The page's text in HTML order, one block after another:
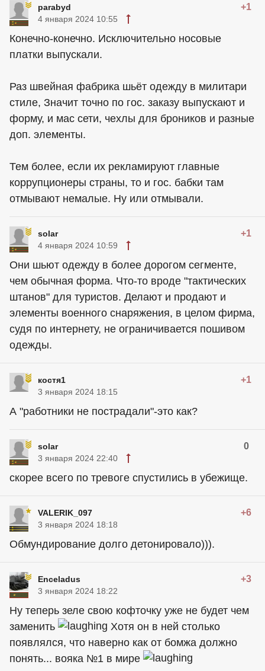
parabyd +1
4 января 2024 10:55
Конечно-конечно. Исключительно носовые
платки выпускали.
Раз швейная фабрика шьёт одежду в милитари
стиле, Значит точно по гос. заказу выпускают и
форму, и мас сети, чехлы для броников и разные
доп. элементы.
Тем более, если их рекламируют главные
коррупционеры страны, то и гос. бабки там
отмывают немалые. Ну или отмывали.
solar +1
4 января 2024 10:59
Они шьют одежду в более дорогом сегменте,
чем обычная форма. Что-то вроде "тактических
штанов" для туристов. Делают и продают и
элементы военного снаряжения, в целом фирма,
судя по интернету, не ограничивается пошивом
одежды.
костя1 +1
3 января 2024 18:15
А "работники не пострадали"-это как?
solar 0
3 января 2024 22:40
скорее всего по тревоге спустились в убежище.
VALERIK_097 +6
3 января 2024 18:18
Обмундирование долго детонировало))).
Enceladus +3
3 января 2024 18:22
Ну теперь зеле свою кофточку уже не будет чем
заменить
Хотя он в ней столько
появлялся, что наверно как от бомжа должно
понять... вояка №1 в мире